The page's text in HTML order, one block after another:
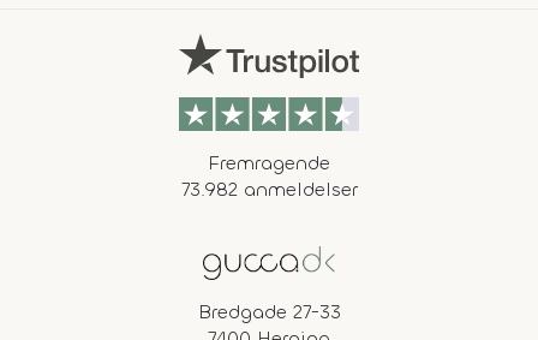
Fremragende
73.982 anmeldelser
Bredgade 27-33